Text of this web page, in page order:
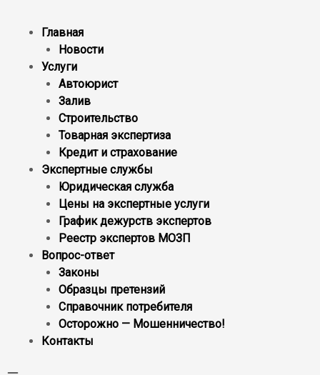
Главная
Новости
Услуги
Автоюрист
Залив
Строительство
Товарная экспертиза
Кредит и страхование
Экспертные службы
Юридическая служба
Цены на экспертные услуги
График дежурств экспертов
Реестр экcпертов МОЗП
Вопрос-ответ
Законы
Образцы претензий
Справочник потребителя
Осторожно — Мошенничество!
Контакты